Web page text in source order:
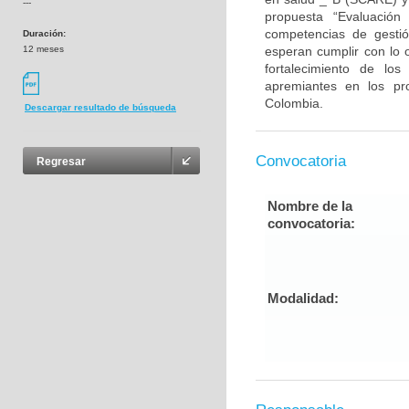
---
Duración:
12 meses
Descargar resultado de búsqueda
Regresar
propuesta
competencias de
esperan cumplir con lo
fortalecimiento de
apremiantes en los
Colombia.
Convocatoria
Nombre de la
convocatoria:
Modalidad: